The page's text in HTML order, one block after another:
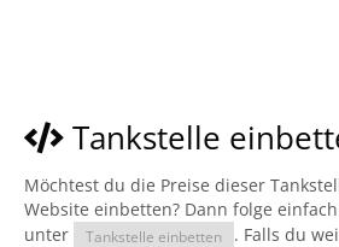
Tankstelle
Möchtest du die Preise dieser
Website einbetten? Dann folge
unter
Tankstelle einbetten
. Falls du